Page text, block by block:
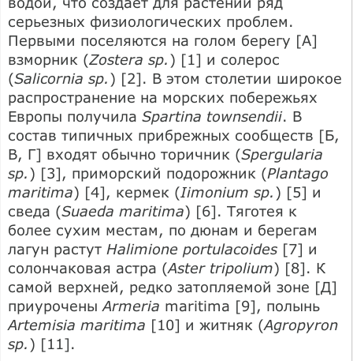
серьезных физиологических проблем.
Первыми поселяются на голом берегу [А]
взморник (Zosterа sp.) [1] и солерос
(Salicornia sp.) [2]. В этом столетии широкое
распространение на морских побережьях
Европы получила Spartina townsendii. В
состав типичных прибрежных сообществ [Б,
В, Г] входят обычно торичник (Spergularia
sp.) [3], приморский подорожник (Plantago
maritima) [4], кермек (Iimonium sp.) [5] и
сведа (Suaeda maritima) [6]. Тяготея к
более сухим местам, по дюнам и берегам
лагун растут Halimione portulacoides [7] и
солончаковая астра (Aster tripolium) [8]. К
самой верхней, редко затопляемой зоне [Д]
приурочены Armeria maritima [9], полынь
Artemisia maritima [10] и житняк (Agropyron
sp.) [11].